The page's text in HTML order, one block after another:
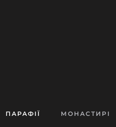
ПАРАФІЇ МОНАСТИРІ